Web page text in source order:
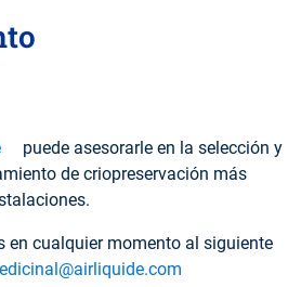
puede asesorarle en la selección y
de criopreservación más
en cualquier momento al siguiente